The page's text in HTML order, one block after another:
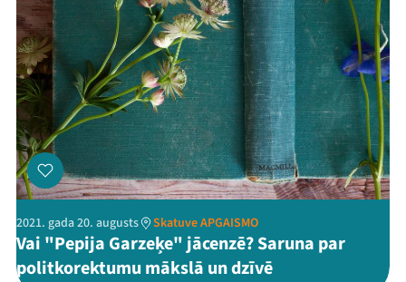
2021. gada 20. augusts Skatuve APGAISMO
Vai "Pepija Garzeķe" jācenzē? Saruna par
politkorektumu mākslā un dzīvē